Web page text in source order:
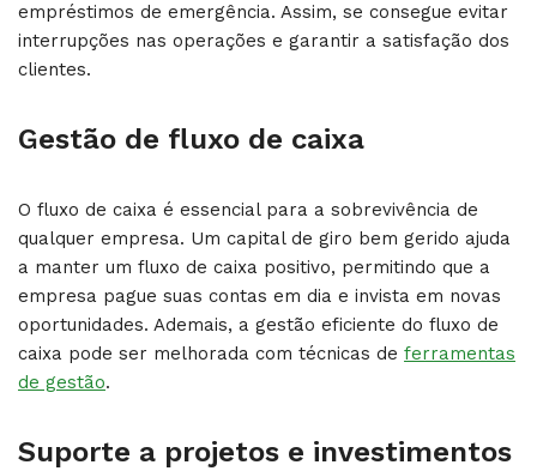
empréstimos de emergência. Assim, se consegue evitar
interrupções nas operações e garantir a satisfação dos
clientes.
Gestão de fluxo de caixa
O fluxo de caixa é essencial para a sobrevivência de
qualquer empresa. Um capital de giro bem gerido ajuda
a manter um fluxo de caixa positivo, permitindo que a
empresa pague suas contas em dia e invista em novas
oportunidades. Ademais, a gestão eficiente do fluxo de
caixa pode ser melhorada com técnicas de ferramentas
de gestão.
Suporte a projetos e investimentos